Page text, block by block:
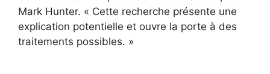
Mark Hunter. « Cette recherche présente une
explication potentielle et ouvre la porte à des
traitements possibles. »